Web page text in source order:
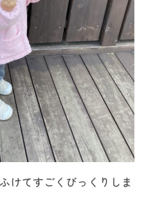
けてすごくびっくりしま